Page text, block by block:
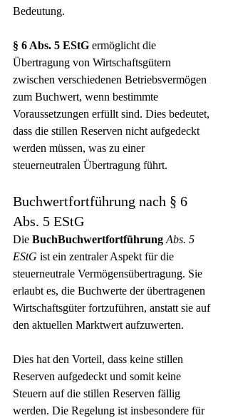
Bedeutung.
§ 6 Abs. 5 EStG ermöglicht die
Übertragung von Wirtschaftsgütern
zwischen verschiedenen Betriebsvermögen
zum Buchwert, wenn bestimmte
Voraussetzungen erfüllt sind. Dies bedeutet,
dass die stillen Reserven nicht aufgedeckt
werden müssen, was zu einer
steuerneutralen Übertragung führt.
Buchwertfortführung nach § 6
Abs. 5 EStG
Die BuchBuchwertfortführung Abs. 5
EStG ist ein zentraler Aspekt für die
steuerneutrale Vermögensübertragung. Sie
erlaubt es, die Buchwerte der übertragenen
Wirtschaftsgüter fortzuführen, anstatt sie auf
den aktuellen Marktwert aufzuwerten.
Dies hat den Vorteil, dass keine stillen
Reserven aufgedeckt und somit keine
Steuern auf die stillen Reserven fällig
werden. Die Regelung ist insbesondere für